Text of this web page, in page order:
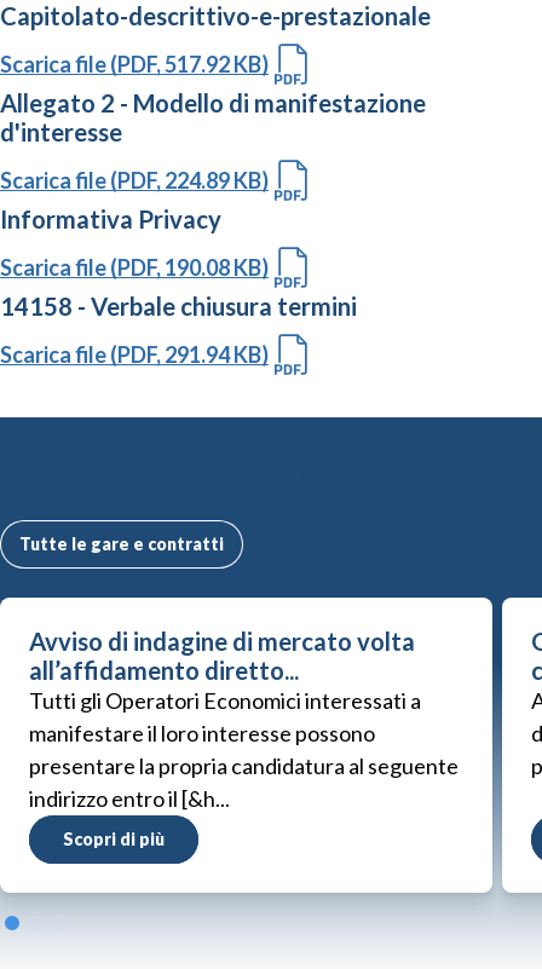
Capitolato-descrittivo-e-prestazionale
Scarica file (PDF, 517.92 KB)
Allegato 2 - Modello di manifestazione
d'interesse
Scarica file (PDF, 224.89 KB)
Informativa Privacy
Scarica file (PDF, 190.08 KB)
14158 - Verbale chiusura termini
Scarica file (PDF, 291.94 KB)
Tutte le gare e contratti
Avviso di indagine di mercato volta
all’affidamento diretto...
Tutti gli Operatori Economici interessati a
manifestare il loro interesse possono
presentare la propria candidatura al seguente
indirizzo entro il [&h...
Scopri di più